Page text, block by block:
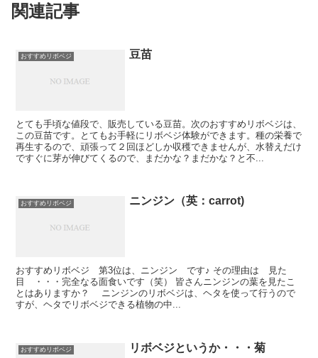
関連記事
おすすめリボベジ 豆苗
とても手頃な値段で、販売している豆苗。次のおすすめリボベジは、
この豆苗です。とてもお手軽にリボベジ体験ができます。種の栄養で
再生するので、頑張って２回ほどしか収穫できませんが、水替えだけ
ですぐに芽が伸びてくるので、まだかな？まだかな？と不...
おすすめリボベジ ニンジン（英：carrot)
おすすめリボベジ 第3位は、ニンジン です♪ その理由は 見た
目 ・・・完全なる面食いです（笑） 皆さんニンジンの葉を見たこ
とはありますか？ ニンジンのリボベジは、ヘタを使って行うので
すが、ヘタでリボベジできる植物の中...
おすすめリボベジ リボベジというか・・・菊